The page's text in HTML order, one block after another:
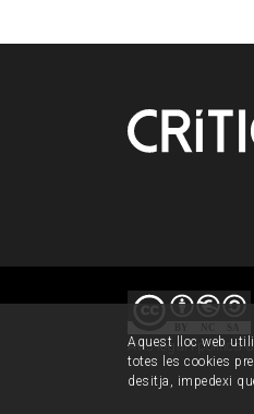
Avís legal i política
Aquest lloc web
totes les cookies
desitja, impedexi